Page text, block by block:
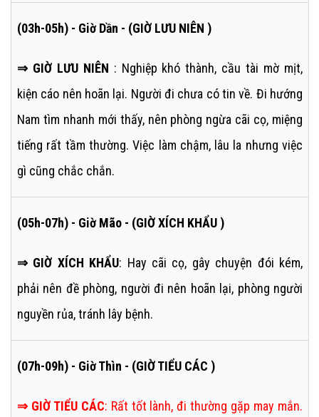
(03h-05h) - Giờ Dần - (GIỜ LƯU NIÊN )
⇒ GIỜ LƯU NIÊN : Nghiệp khó thành, cầu tài mờ mịt,
kiện cáo nên hoãn lại. Người đi chưa có tin về. Đi hướng
Nam tìm nhanh mới thấy, nên phòng ngừa cãi cọ, miệng
tiếng rất tầm thường. Việc làm chậm, lâu la nhưng việc
gì cũng chắc chắn.
(05h-07h) - Giờ Mão - (GIỜ XÍCH KHẨU )
⇒ GIỜ XÍCH KHẨU: Hay cãi cọ, gây chuyện đói kém,
phải nên đề phòng, người đi nên hoãn lại, phòng người
nguyền rủa, tránh lây bệnh.
(07h-09h) - Giờ Thìn - (GIỜ TIỂU CÁC )
⇒ GIỜ TIỂU CÁC: Rất tốt lành, đi thường gặp may mắn.